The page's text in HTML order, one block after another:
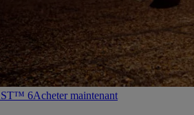
6Acheter maintenant